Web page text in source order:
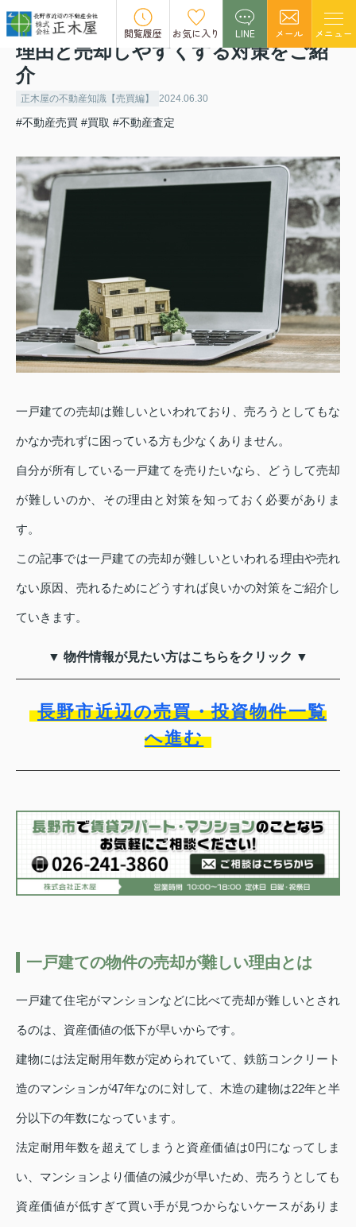
閲覧履歴 お気に入り LINE メール メニュー
一戸建ての売却は難しい？売れない
理由と売却しやすくする対策をご紹
介
正木屋の不動産知識【売買編】 2024.06.30
#不動産売買 #買取 #不動産査定
一戸建ての売却は難しいといわれており、売ろうとしてもな
かなか売れずに困っている方も少なくありません。
自分が所有している一戸建てを売りたいなら、どうして売却
が難しいのか、その理由と対策を知っておく必要がありま
す。
この記事では一戸建ての売却が難しいといわれる理由や売れ
ない原因、売れるためにどうすれば良いかの対策をご紹介し
ていきます。
▼ 物件情報が見たい方はこちらをクリック ▼
長野市近辺の売買・投資物件一覧
へ進む
一戸建ての物件の売却が難しい理由とは
一戸建て住宅がマンションなどに比べて売却が難しいとされ
るのは、資産価値の低下が早いからです。
建物には法定耐用年数が定められていて、鉄筋コンクリート
造のマンションが47年なのに対して、木造の建物は22年と半
分以下の年数になっています。
法定耐用年数を超えてしまうと資産価値は0円になってしま
い、マンションより価値の減少が早いため、売ろうとしても
資産価値が低すぎて買い手が見つからないケースがありま